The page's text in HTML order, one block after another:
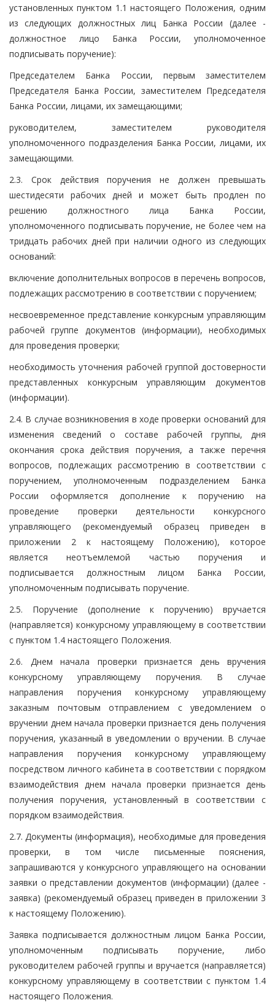
установленных пунктом 1.1 настоящего Положения, одним
из следующих должностных лиц Банка России (далее -
должностное лицо Банка России, уполномоченное
подписывать поручение):
Председателем Банка России, первым заместителем
Председателя Банка России, заместителем Председателя
Банка России, лицами, их замещающими;
руководителем, заместителем руководителя
уполномоченного подразделения Банка России, лицами, их
замещающими.
2.3. Срок действия поручения не должен превышать
шестидесяти рабочих дней и может быть продлен по
решению должностного лица Банка России,
уполномоченного подписывать поручение, не более чем на
тридцать рабочих дней при наличии одного из следующих
оснований:
включение дополнительных вопросов в перечень вопросов,
подлежащих рассмотрению в соответствии с поручением;
несвоевременное представление конкурсным управляющим
рабочей группе документов (информации), необходимых
для проведения проверки;
необходимость уточнения рабочей группой достоверности
представленных конкурсным управляющим документов
(информации).
2.4. В случае возникновения в ходе проверки оснований для
изменения сведений о составе рабочей группы, дня
окончания срока действия поручения, а также перечня
вопросов, подлежащих рассмотрению в соответствии с
поручением, уполномоченным подразделением Банка
России оформляется дополнение к поручению на
проведение проверки деятельности конкурсного
управляющего (рекомендуемый образец приведен в
приложении 2 к настоящему Положению), которое
является неотъемлемой частью поручения и
подписывается должностным лицом Банка России,
уполномоченным подписывать поручение.
2.5. Поручение (дополнение к поручению) вручается
(направляется) конкурсному управляющему в соответствии
с пунктом 1.4 настоящего Положения.
2.6. Днем начала проверки признается день вручения
конкурсному управляющему поручения. В случае
направления поручения конкурсному управляющему
заказным почтовым отправлением с уведомлением о
вручении днем начала проверки признается день получения
поручения, указанный в уведомлении о вручении. В случае
направления поручения конкурсному управляющему
посредством личного кабинета в соответствии с порядком
взаимодействия днем начала проверки признается день
получения поручения, установленный в соответствии с
порядком взаимодействия.
2.7. Документы (информация), необходимые для проведения
проверки, в том числе письменные пояснения,
запрашиваются у конкурсного управляющего на основании
заявки о представлении документов (информации) (далее -
заявка) (рекомендуемый образец приведен в приложении 3
к настоящему Положению).
Заявка подписывается должностным лицом Банка России,
уполномоченным подписывать поручение, либо
руководителем рабочей группы и вручается (направляется)
конкурсному управляющему в соответствии с пунктом 1.4
настоящего Положения.